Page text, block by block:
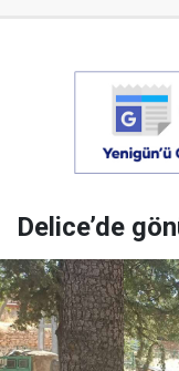
Delice’de